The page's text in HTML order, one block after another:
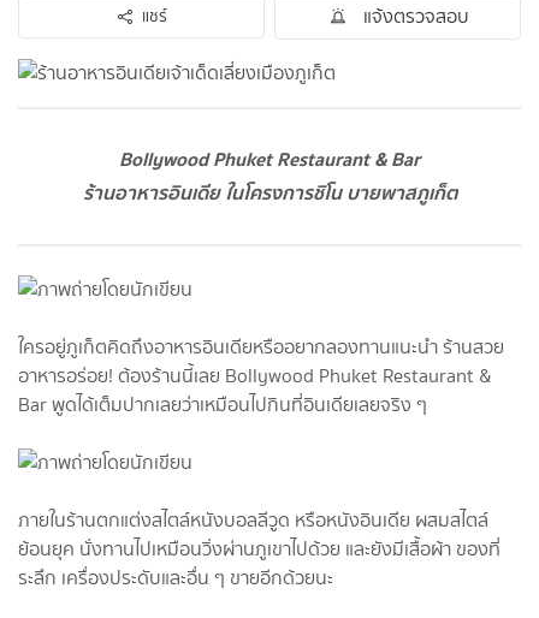
แชร์
แจ้งตรวจสอบ
Bollywood Phuket Restaurant & Bar
ร้านอาหารอินเดีย ในโครงการชิโน บายพาสภูเก็ต
ใครอยู่ภูเก็ตคิดถึงอาหารอินเดียหรืออยากลองทานแนะนำ ร้านสวย
อาหารอร่อย! ต้องร้านนี้เลย Bollywood Phuket Restaurant &
Bar พูดได้เต็มปากเลยว่าเหมือนไปกินที่อินเดียเลยจริง ๆ
ภายในร้านตกแต่งสไตล์หนังบอลลีวูด หรือหนังอินเดีย ผสมสไตล์
ย้อนยุค นั่งทานไปเหมือนวิ่งผ่านภูเขาไปด้วย และยังมีเสื้อผ้า ของที่
ระลึก เครื่องประดับและอื่น ๆ ขายอีกด้วยนะ